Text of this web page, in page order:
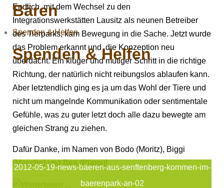
Bären
Spenden & Helfen
Spenden & Helfen
Endlich, mit dem Wechsel zu den
Integrationswerkstätten Lausitz als neunen Betreiber
des Tierparks, kam Bewegung in die Sache. Jetzt wurde
das Problem erkannt und die Konzeption neu
überdacht. Ein kluger und mutiger Schritt in die richtige
Richtung, der natürlich nicht reibungslos ablaufen kann.
Aber letztendlich ging es ja um das Wohl der Tiere und
nicht um mangelnde Kommunikation oder sentimentale
Gefühle, was zu guter letzt doch alle dazu bewegte am
gleichen Strang zu ziehen.
Dafür Danke, im Namen von Bodo (Moritz), Biggi
(Mascha) und Bea (Püppi)!
2012-05-19-news-baeren-aus-senftenberg-kommen-im-
baerenpark-an-02